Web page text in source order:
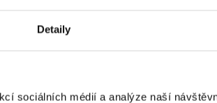
Detaily
sociálních médií a analýze naší